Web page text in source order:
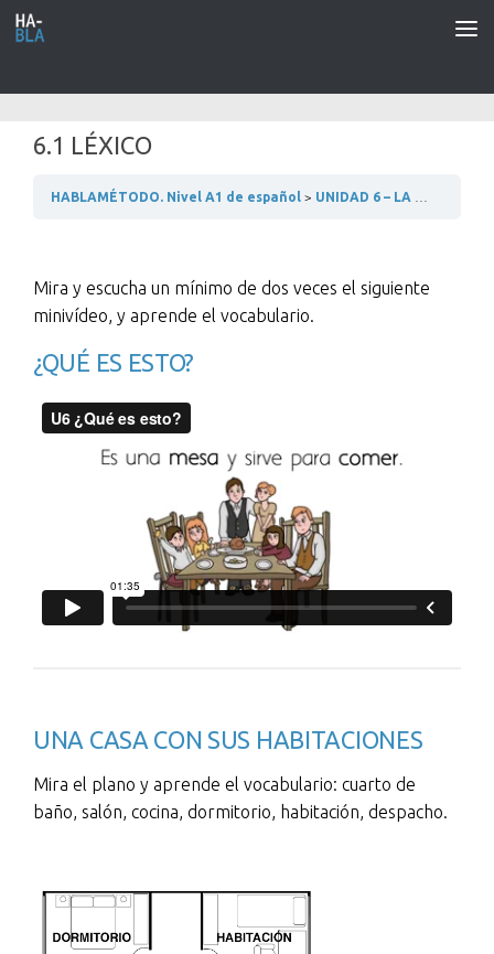
Saltar al contenido
6.1 LÉXICO
HABLAMÉTODO. Nivel A1 de español UNIDAD 6 – LA CASA
Mira y escucha un mínimo de dos veces el siguiente
minivídeo, y aprende el vocabulario.
¿QUÉ ES ESTO?
UNA CASA CON SUS HABITACIONES
Mira el plano y aprende el vocabulario: cuarto de
baño, salón, cocina, dormitorio, habitación, despacho.